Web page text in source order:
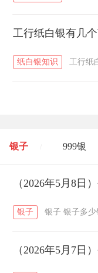
工行纸白银有几个
纸白银知识 工行纸
银子 999银
开国纪念币
菜百 周生生
六福 / 金至尊
（2026年5月8日
银子 银子 银子多
（2026年5月7日